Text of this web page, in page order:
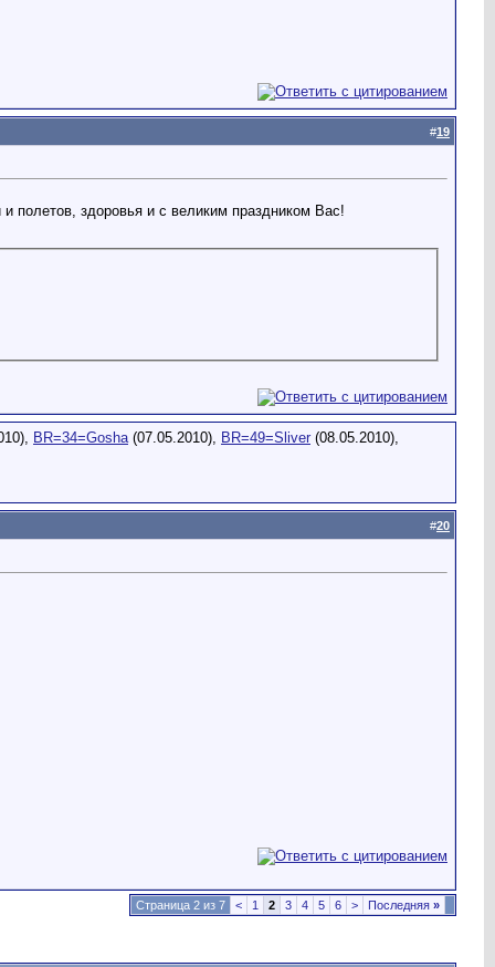
#19
полетов, здоровья и с великим праздником Вас!
BR=34=Gosha(07.05.2010), BR=49=Sliver (08.05.2010),
#20
Страница 2 из 7 < 1 2 3 4 5 6 > Последняя »